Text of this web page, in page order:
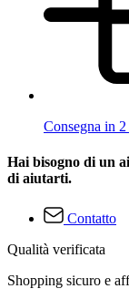
Consegna in
Hai bisogno di un
di aiutarti.
Contatto
Qualità verificata
Shopping sicuro e